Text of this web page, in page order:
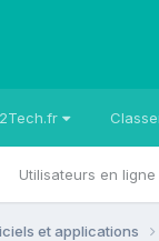
Utilisateurs en ligne
et applications